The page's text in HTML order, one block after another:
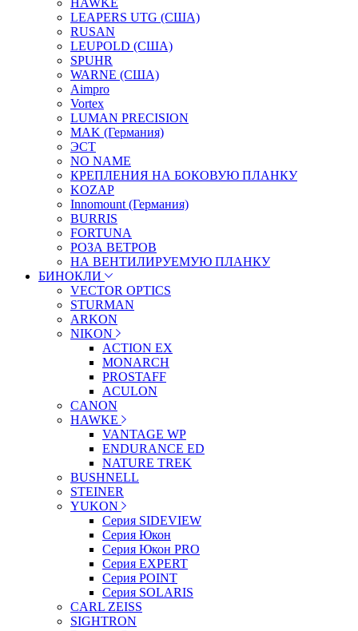
HAWKE
LEAPERS UTG (США)
RUSAN
LEUPOLD (США)
SPUHR
WARNE (США)
Aimpro
Vortex
LUMAN PRECISION
MAK (Германия)
ЭСТ
NO NAME
КРЕПЛЕНИЯ НА БОКОВУЮ ПЛАНКУ
KOZAP
Innomount (Германия)
BURRIS
FORTUNA
РОЗА ВЕТРОВ
НА ВЕНТИЛИРУЕМУЮ ПЛАНКУ
БИНОКЛИ
VECTOR OPTICS
STURMAN
ARKON
NIKON
ACTION EX
MONARCH
PROSTAFF
ACULON
CANON
HAWKE
VANTAGE WP
ENDURANCE ED
NATURE TREK
BUSHNELL
STEINER
YUKON
Серия SIDEVIEW
Серия Юкон
Серия Юкон PRO
Серия EXPERT
Серия POINT
Серия SOLARIS
CARL ZEISS
SIGHTRON